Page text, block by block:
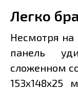
Легко
Несмотря
панель
сложенном